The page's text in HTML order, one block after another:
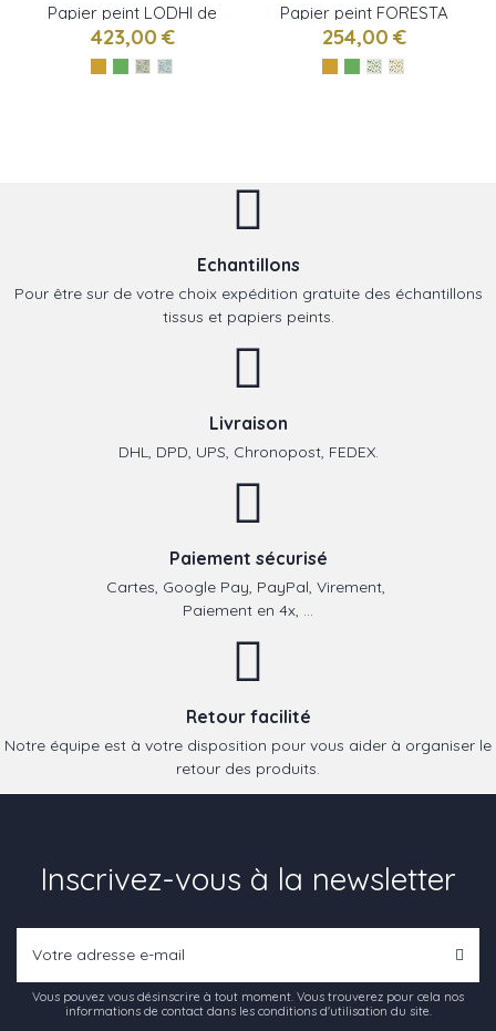
Papier peint LODHI de
Osborne & little
423,00 €
Papier peint FORESTA
de Osborne & little
254,00 €
Echantillons
Pour être sur de votre choix expédition gratuite des échantillons
tissus et papiers peints.
Livraison
DHL, DPD, UPS, Chronopost, FEDEX.
Paiement sécurisé
Cartes, Google Pay, PayPal, Virement,
Paiement en 4x, ...
Retour facilité
Notre équipe est à votre disposition pour vous aider à organiser le
retour des produits.
Inscrivez-vous à la newsletter
Vous pouvez vous désinscrire à tout moment. Vous trouverez pour cela nos
informations de contact dans les conditions d'utilisation du site.